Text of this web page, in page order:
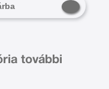
további